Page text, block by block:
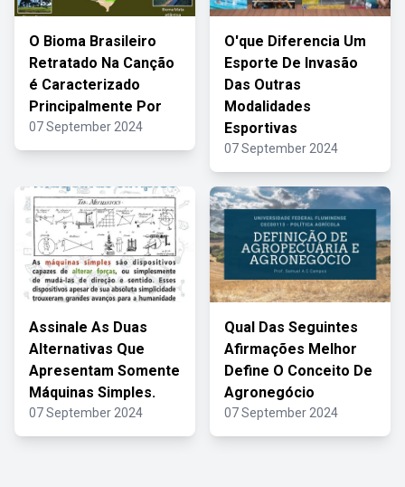
O Bioma Brasileiro
Retratado Na Canção
é Caracterizado
Principalmente Por
07 September 2024
O'que Diferencia Um
Esporte De Invasão
Das Outras
Modalidades
Esportivas
07 September 2024
Assinale As Duas
Alternativas Que
Apresentam Somente
Máquinas Simples.
07 September 2024
Qual Das Seguintes
Afirmações Melhor
Define O Conceito De
Agronegócio
07 September 2024